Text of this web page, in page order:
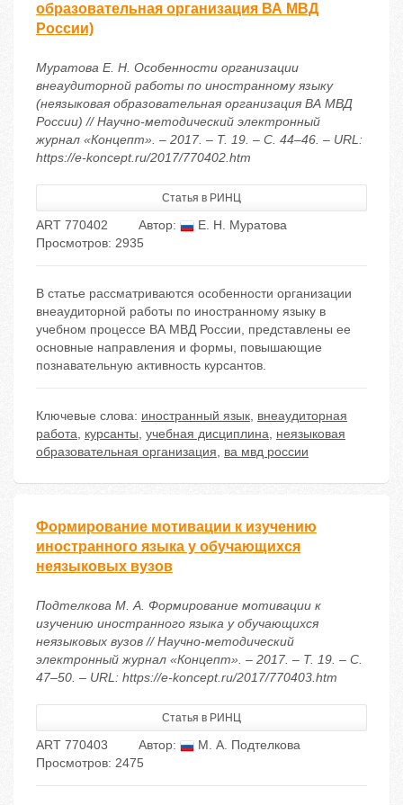
образовательная организация ВА МВД
России)
Муратова Е. Н. Особенности организации
внеаудиторной работы по иностранному языку
(неязыковая образовательная организация ВА МВД
России) // Научно-методический электронный
журнал «Концепт». – 2017. – Т. 19. – С. 44–46. – URL:
https://e-koncept.ru/2017/770402.htm
Статья в РИНЦ
ART 770402 Автор:
Е. Н. Муратова
Просмотров: 2935
В статье рассматриваются особенности организации
внеаудиторной работы по иностранному языку в
учебном процессе ВА МВД России, представлены ее
основные направления и формы, повышающие
познавательную активность курсантов.
Ключевые слова: иностранный язык, внеаудиторная
работа, курсанты, учебная дисциплина, неязыковая
образовательная организация, ва мвд россии
Формирование мотивации к изучению
иностранного языка у обучающихся
неязыковых вузов
Подтелкова М. А. Формирование мотивации к
изучению иностранного языка у обучающихся
неязыковых вузов // Научно-методический
электронный журнал «Концепт». – 2017. – Т. 19. – С.
47–50. – URL: https://e-koncept.ru/2017/770403.htm
Статья в РИНЦ
ART 770403 Автор:
М. А. Подтелкова
Просмотров: 2475